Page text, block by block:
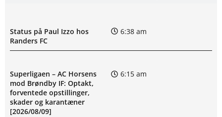
Status på Paul Izzo hos
Randers FC
6:38 am
Superligaen – AC Horsens
mod Brøndby IF: Optakt,
forventede opstillinger,
skader og karantæner
[2026/08/09]
6:15 am